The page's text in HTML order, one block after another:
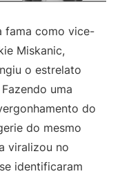
fama como vice-
Miskanic,
o estrelato
Fazendo uma
do
do mesmo
viralizou no
identificaram